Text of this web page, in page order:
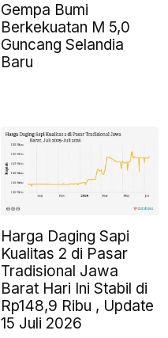
Gempa Bumi
Berkekuatan M 5,0
Guncang Selandia
Baru
Harga Daging Sapi
Kualitas 2 di Pasar
Tradisional Jawa
Barat Hari Ini Stabil di
Rp148,9 Ribu , Update
15 Juli 2026